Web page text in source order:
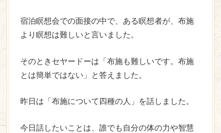
宿泊瞑想会での面接の中で、ある瞑想者が、布施
より瞑想は難しいと言いました。
そのときセヤードーは「布施も難しいです。布施
とは簡単ではない」と答えました。
昨日は「布施について四種の人」を話しました。
今日話したいことは、誰でも自分の体の力や智慧